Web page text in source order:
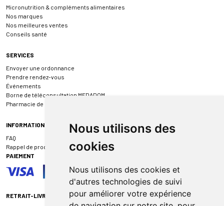
Nous utilisons des
cookies
Nous utilisons des cookies et
d'autres technologies de suivi
pour améliorer votre expérience
Micronutrition & compléments alimentaires
Nos marques
Nos meilleures ventes
Conseils santé
SERVICES
Envoyer une ordonnance
Prendre rendez-vous
Événements
Borne de téléconsultation MEDADOM
Pharmacie de garde
INFORMATIONS
FAQ
Rappel de produit
PAIEMENT
RETRAIT-LIVRAISON